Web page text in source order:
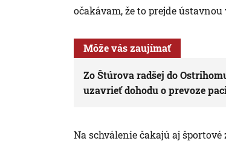
očakávam, že to prejde
Môže vás zaujímať
Zo Štúrova radšej do
uzavrieť dohodu o prevoze
Na schválenie čakajú aj